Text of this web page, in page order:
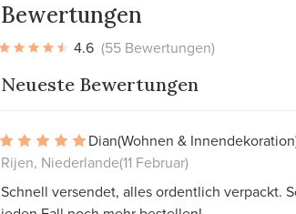
Bewertungen
4.6 (55 Bewertungen)
Neueste Bewertungen
Dian(Wohnen &
Rijen, Niederlande(11 Februar)
Schnell versendet, alles ordentlich verpackt.